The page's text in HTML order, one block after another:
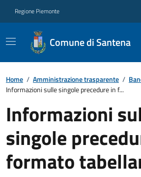
Regione Piemonte
Comune di Santena
Home / Amministrazione trasparente /
Informazioni sulle singole precedure in f...
Informazioni
singole
formato